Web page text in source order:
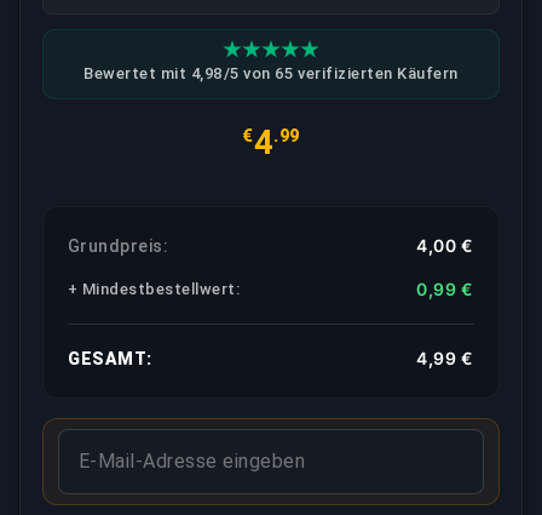
Bewertet mit 4,98/5 von 65 verifizierten Käufern
€4.99
Grundpreis: 4,00 €
+ Mindestbestellwert : 0,99 €
GESAMT: 4,99 €